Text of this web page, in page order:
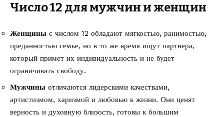
Число 12 для мужчин и женщин
Женщины с числом 12 обладают мягкостью, ранимостью,
преданностью семье, но в то же время ищут партнера,
который примет их индивидуальность и не будет
ограничивать свободу.
Мужчины отличаются лидерскими качествами,
артистизмом, харизмой и любовью к жизни. Они ценят
верность и духовную близость, готовы к большим